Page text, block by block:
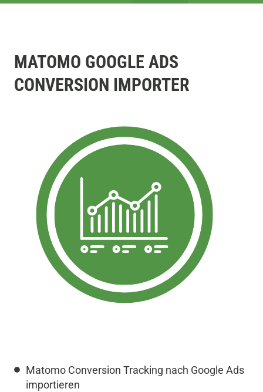
MATOMO GOOGLE ADS
CONVERSION IMPORTER
Matomo Conversion Tracking nach Google Ads
importieren